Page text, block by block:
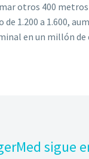
otros 400
1.200 a 1.600,
en un millón
sigue